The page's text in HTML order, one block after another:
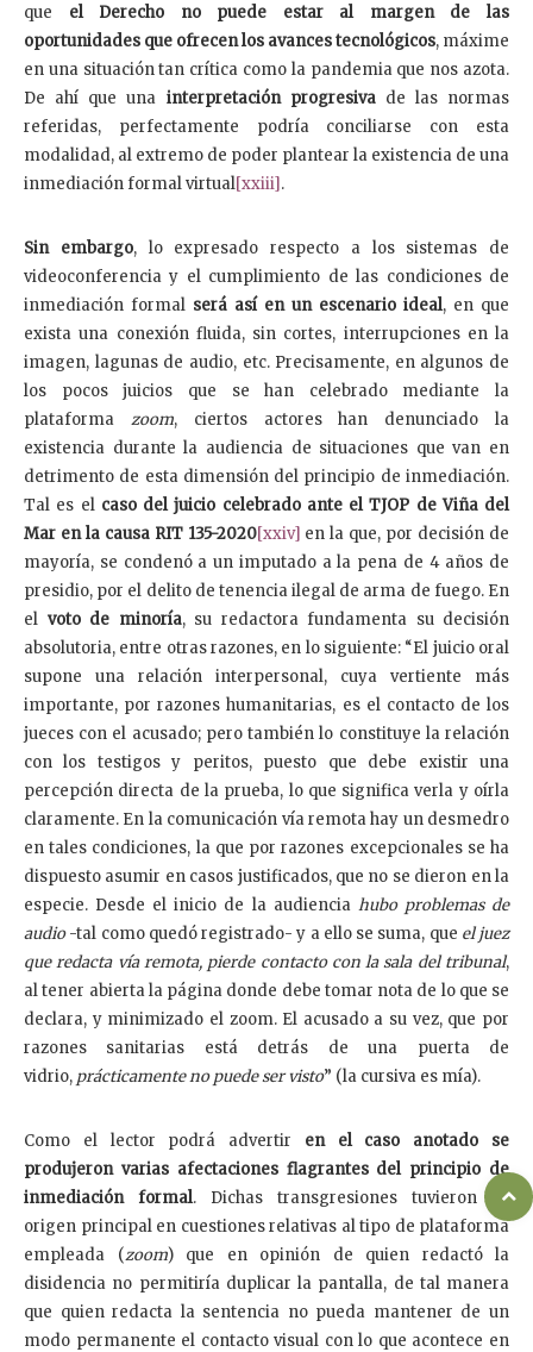
que el Derecho no puede estar al margen de las
oportunidades que ofrecen los avances tecnológicos, máxime
en una situación tan crítica como la pandemia que nos azota.
De ahí que una interpretación progresivade las normas
referidas, perfectamente podría conciliarse con esta
modalidad, al extremo de poder plantear la existencia de una
inmediación formal virtual[xxiii].
Sin embargo, lo expresado respecto a los sistemas de
videoconferencia y el cumplimiento de las condiciones de
inmediación formal será así en un escenario ideal, en que
exista una conexión fluida, sin cortes, interrupciones en la
imagen, lagunas de audio, etc. Precisamente, en algunos de
los pocos juicios que se han celebrado mediante la
plataforma zoom, ciertos actores han denunciado la
existencia durante la audiencia de situaciones que van en
detrimento de esta dimensión del principio de inmediación.
Tal es el caso del juicio celebrado ante el TJOP de Viña del
Mar en la causa RIT 135-2020[xxiv] en la que, por decisión de
mayoría, se condenó a un imputado a la pena de 4 años de
presidio, por el delito de tenencia ilegal de arma de fuego. En
el voto de minoría, su redactora fundamenta su decisión
absolutoria, entre otras razones, en lo siguiente: “El juicio oral
supone una relación interpersonal, cuya vertiente más
importante, por razones humanitarias, es el contacto de los
jueces con el acusado; pero también lo constituye la relación
con los testigos y peritos, puesto que debe existir una
percepción directa de la prueba, lo que significa verla y oírla
claramente. En la comunicación vía remota hay un desmedro
en tales condiciones, la que por razones excepcionales se ha
dispuesto asumir en casos justificados, que no se dieron en la
especie. Desde el inicio de la audiencia hubo problemas de
audio-tal como quedó registrado- y a ello se suma, que el juez
que redacta vía remota, pierde contacto con la sala del tribunal,
al tener abierta la página donde debe tomar nota de lo que se
declara, y minimizado el zoom. El acusado a su vez, que por
razones sanitarias está detrás de una puerta de
vidrio, prácticamente no puede ser visto” (la cursiva es mía).
Como el lector podrá advertir en el caso anotado se
produjeron varias afectaciones flagrantes del principio de
inmediación formal. Dichas transgresiones tuvieron su
origen principal en cuestiones relativas al tipo de plataforma
empleada (zoom) que en opinión de quien redactó la
disidencia no permitiría duplicar la pantalla, de tal manera
que quien redacta la sentencia no pueda mantener de un
modo permanente el contacto visual con lo que acontece en